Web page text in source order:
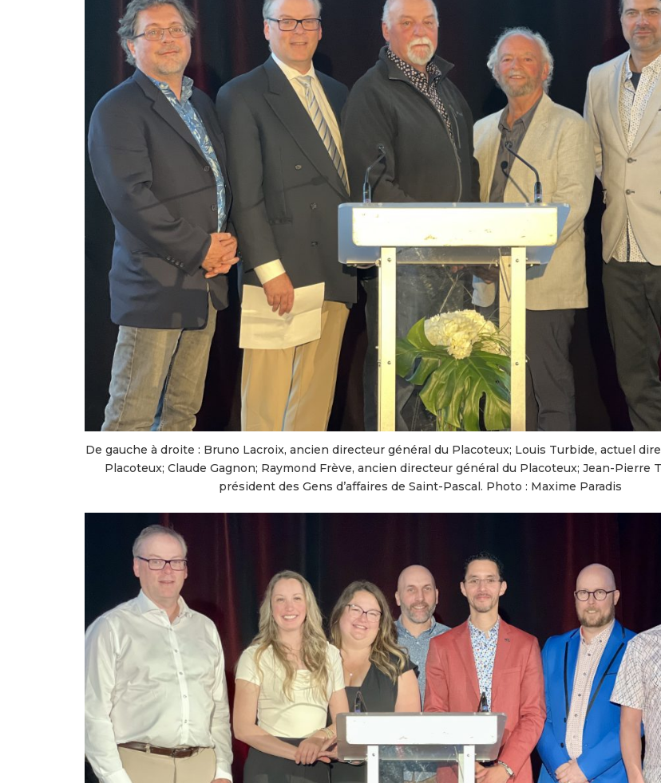
De gauche à droite : Bruno Lacroix, ancien directeur général du Placoteux; Louis Turbide, actuel
Placoteux; Claude Gagnon; Raymond Frève, ancien directeur général du Placoteux; Jean-Pierre
président des Gens d’affaires de Saint-Pascal. Photo : Maxime Paradis